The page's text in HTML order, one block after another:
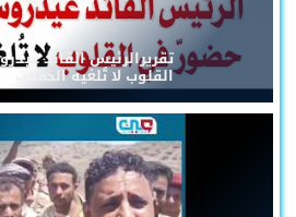
تقريرالرئيس القائد
القلوب لا تُلغيه الحملات